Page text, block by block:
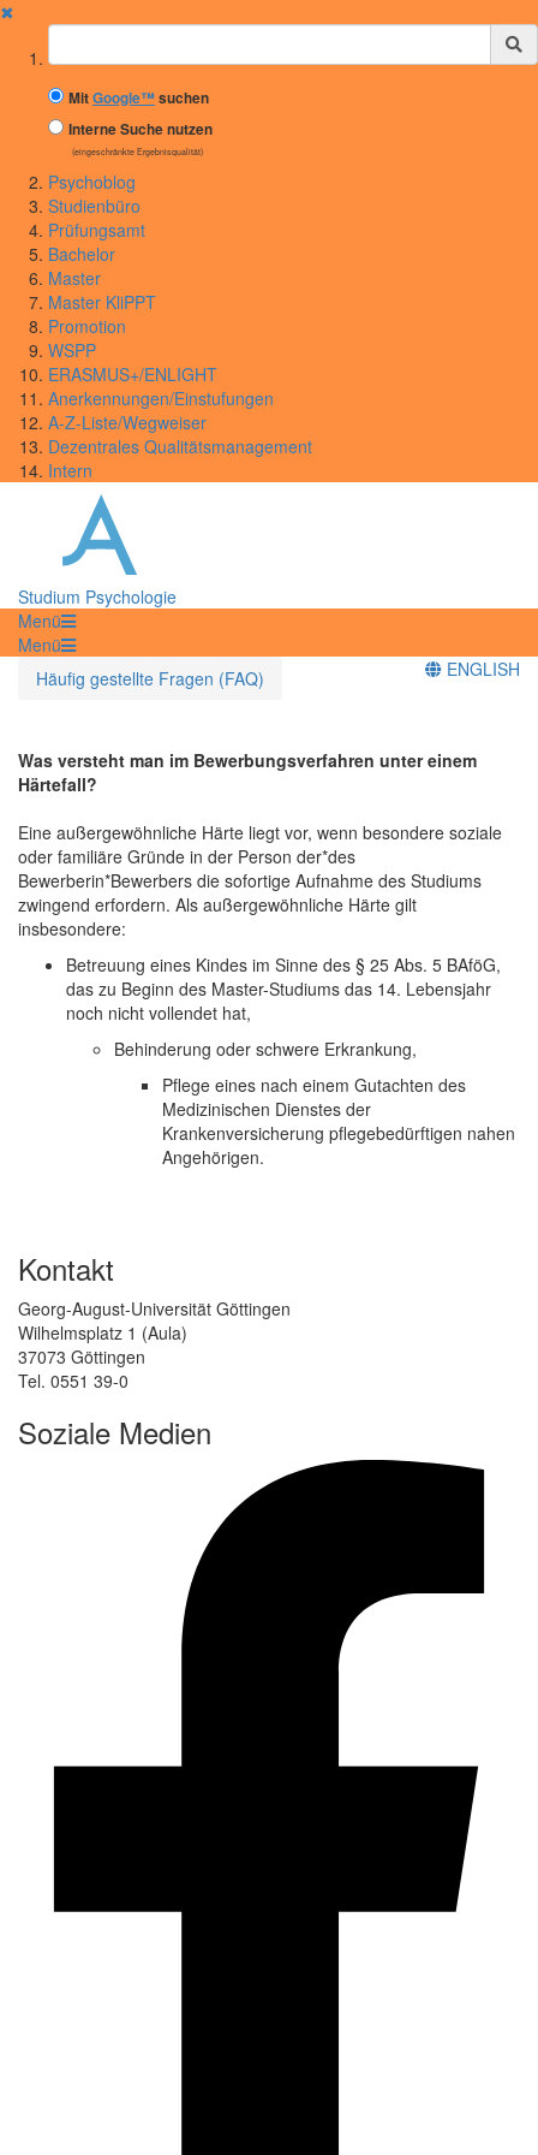
✖
Suchbegriff
MitGoogle™suchen
Interne Suche nutzen
(eingeschränkte Ergebnisqualität)
Psychoblog
Studienbüro
Prüfungsamt
Bachelor
Master
Master KliPPT
Promotion
WSPP
ERASMUS+/ENLIGHT
Anerkennungen/Einstufungen
A-Z-Liste/Wegweiser
Dezentrales Qualitätsmanagement
Intern
Studium Psychologie
Menü
Menü
Häufig gestellte Fragen (FAQ)
ENGLISH
Was versteht man im Bewerbungsverfahren unter einem
Härtefall?
Eine außergewöhnliche Härte liegt vor, wenn besondere soziale
oder familiäre Gründe in der Person der*des
Bewerberin*Bewerbers die sofortige Aufnahme des Studiums
zwingend erfordern. Als außergewöhnliche Härte gilt
insbesondere:
Betreuung eines Kindes im Sinne des § 25 Abs. 5 BAföG,
das zu Beginn des Master-Studiums das 14. Lebensjahr
noch nicht vollendet hat,
Behinderung oder schwere Erkrankung,
Pflege eines nach einem Gutachten des
Medizinischen Dienstes der
Krankenversicherung pflegebedürftigen nahen
Angehörigen.
Kontakt
Georg-August-Universität Göttingen
Wilhelmsplatz 1 (Aula)
37073 Göttingen
Tel. 0551 39-0
Soziale Medien